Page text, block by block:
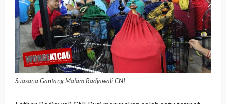
Suasana Gantang Malam Radjawali CNI